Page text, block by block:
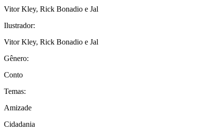
Vitor Kley, Rick Bonadio e Jal
Ilustrador:
Vitor Kley, Rick Bonadio e Jal
Gênero:
Conto
Temas:
Amizade
Cidadania